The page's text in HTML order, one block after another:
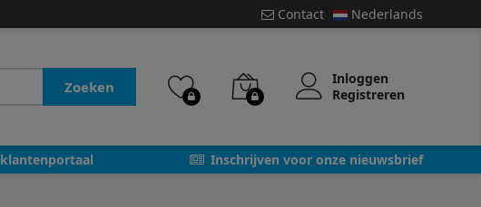
Contact Nederlands
Zoeken
Inloggen
Registreren
Inschrijven voor onze nieuwsbrief